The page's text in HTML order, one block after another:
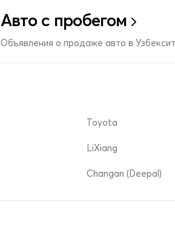
Авто с пробегом
Объявления о продаже авто в
Toyota
LiXiang
Changan (Deepal)